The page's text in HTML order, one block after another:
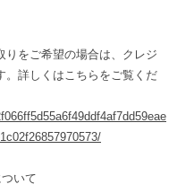
りをご希望の場合は、クレジ
。詳しくはこちらをご覧くだ
いて